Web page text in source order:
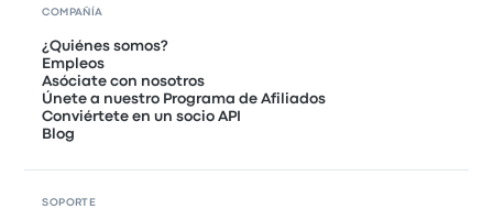
COMPAÑÍA
¿Quiénes somos?
Empleos
Asóciate con nosotros
Únete a nuestro Programa de Afiliados
Conviértete en un socio API
Blog
SOPORTE